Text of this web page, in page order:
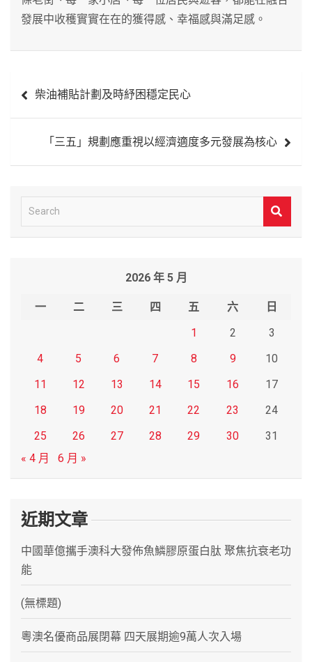
發展中收穫實實在在的獲得感、幸福感與滿足感。
章 柴油補貼計劃及時紓困穩定民心
「三五」規劃應重視以經濟適度多元發展為核心
e
2026 年 5 月
一 二 三 四 五 六
日
1
2
3
4
5 6 7 8 9
10
11
12 13 14 15 16
17
18
19 20 21 22 23
24
25
26 27 28 29 30
31
« 4 月
6 月 »
近期文章
中國華億攜手澳科大發佈魚鱗膠原蛋白肽 聚焦抗衰老功
能
(無標題)
粵澳名優商品展閉幕 四天展期逾9萬人次入場